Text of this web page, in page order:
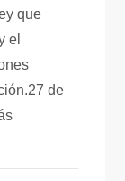
que
el
de